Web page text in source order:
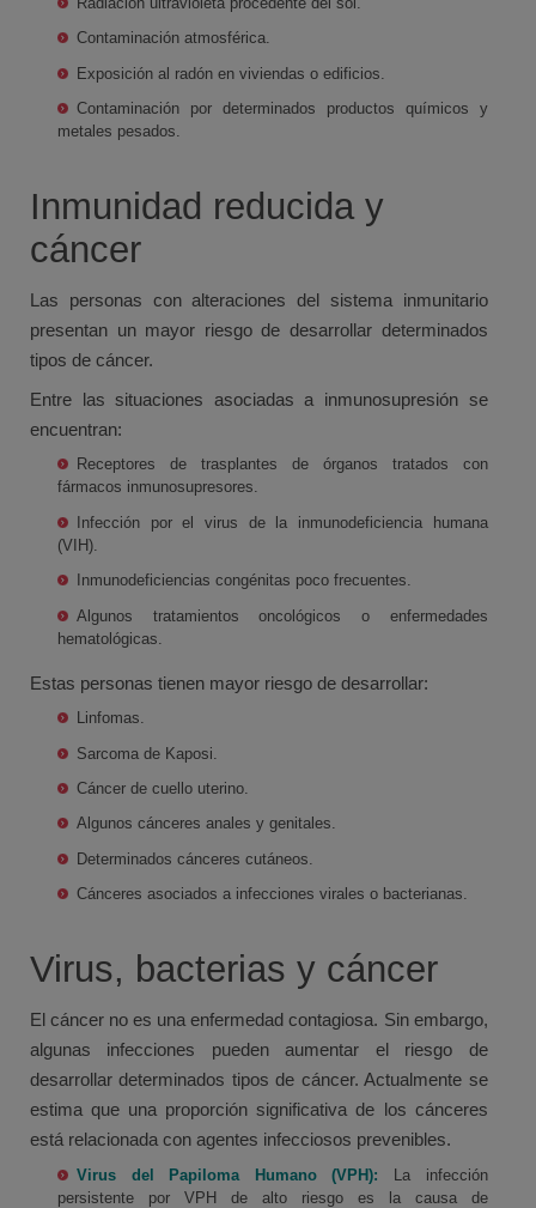
Contaminación atmosférica.
Exposición al radón en viviendas o edificios.
Contaminación por determinados productos químicos y
metales pesados.
Inmunidad reducida y
cáncer
Las personas con alteraciones del sistema inmunitario
presentan un mayor riesgo de desarrollar determinados
tipos de cáncer.
Entre las situaciones asociadas a inmunosupresión se
encuentran:
Receptores de trasplantes de órganos tratados con
fármacos inmunosupresores.
Infección por el virus de la inmunodeficiencia humana
(VIH).
Inmunodeficiencias congénitas poco frecuentes.
Algunos tratamientos oncológicos o enfermedades
hematológicas.
Estas personas tienen mayor riesgo de desarrollar:
Linfomas.
Sarcoma de Kaposi.
Cáncer de cuello uterino.
Algunos cánceres anales y genitales.
Determinados cánceres cutáneos.
Cánceres asociados a infecciones virales o bacterianas.
Virus, bacterias y cáncer
El cáncer no es una enfermedad contagiosa. Sin embargo,
algunas infecciones pueden aumentar el riesgo de
desarrollar determinados tipos de cáncer. Actualmente se
estima que una proporción significativa de los cánceres
está relacionada con agentes infecciosos prevenibles.
Virus del Papiloma Humano (VPH): La infección
persistente por VPH de alto riesgo es la causa de